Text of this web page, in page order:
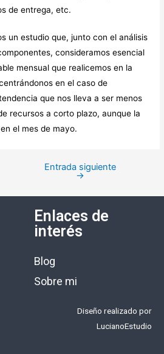
de entrega, etc.
un estudio que, junto con el análisis
consideramos esencial
mensual que realicemos en la
en el caso de
que nos lleva a ser menos
recursos a corto plazo, aunque la
el mes de mayo.
Entrada siguiente
→
Enlaces de
interés
Blog
Sobre mi
Diseño realizado por
LucianoEstudio